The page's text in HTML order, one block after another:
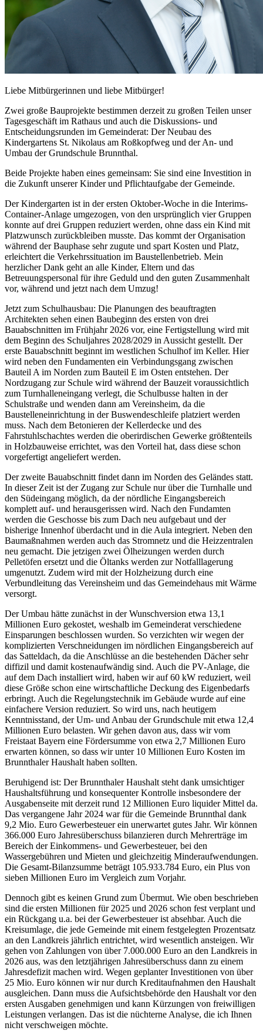
Liebe Mitbürgerinnen und liebe Mitbürger!
Zwei große Bauprojekte bestimmen derzeit zu großen Teilen unser
Tagesgeschäft im Rathaus und auch die Diskussions- und
Entscheidungsrunden im Gemeinderat: Der Neubau des
Kindergartens St. Nikolaus am Roßkopfweg und der An- und
Umbau der Grundschule Brunnthal.
Beide Projekte haben eines gemeinsam: Sie sind eine Investition in
die Zukunft unserer Kinder und Pflichtaufgabe der Gemeinde.
Der Kindergarten ist in der ersten Oktober-Woche in die Interims-
Container-Anlage umgezogen, von den ursprünglich vier Gruppen
konnte auf drei Gruppen reduziert werden, ohne dass ein Kind mit
Platzwunsch zurückbleiben musste. Das kommt der Organisation
während der Bauphase sehr zugute und spart Kosten und Platz,
erleichtert die Verkehrssituation im Baustellenbetrieb. Mein
herzlicher Dank geht an alle Kinder, Eltern und das
Betreuungspersonal für ihre Geduld und den guten Zusammenhalt
vor, während und jetzt nach dem Umzug!
Jetzt zum Schulhausbau: Die Planungen des beauftragten
Architekten sehen einen Baubeginn des ersten von drei
Bauabschnitten im Frühjahr 2026 vor, eine Fertigstellung wird mit
dem Beginn des Schuljahres 2028/2029 in Aussicht gestellt. Der
erste Bauabschnitt beginnt im westlichen Schulhof im Keller. Hier
wird neben den Fundamenten ein Verbindungsgang zwischen
Bauteil A im Norden zum Bauteil E im Osten entstehen. Der
Nordzugang zur Schule wird während der Bauzeit voraussichtlich
zum Turnhalleneingang verlegt, die Schulbusse halten in der
Schulstraße und wenden dann am Vereinsheim, da die
Baustelleneinrichtung in der Buswendeschleife platziert werden
muss. Nach dem Betonieren der Kellerdecke und des
Fahrstuhlschachtes werden die oberirdischen Gewerke größtenteils
in Holzbauweise errichtet, was den Vorteil hat, dass diese schon
vorgefertigt angeliefert werden.
Der zweite Bauabschnitt findet dann im Norden des Geländes statt.
In dieser Zeit ist der Zugang zur Schule nur über die Turnhalle und
den Südeingang möglich, da der nördliche Eingangsbereich
komplett auf- und herausgerissen wird. Nach den Fundamten
werden die Geschosse bis zum Dach neu aufgebaut und der
bisherige Innenhof überdacht und in die Aula integriert. Neben den
Baumaßnahmen werden auch das Stromnetz und die Heizzentralen
neu gemacht. Die jetzigen zwei Ölheizungen werden durch
Pelletöfen ersetzt und die Öltanks werden zur Notfalllagerung
umgenutzt. Zudem wird mit der Holzheizung durch eine
Verbundleitung das Vereinsheim und das Gemeindehaus mit Wärme
versorgt.
Der Umbau hätte zunächst in der Wunschversion etwa 13,1
Millionen Euro gekostet, weshalb im Gemeinderat verschiedene
Einsparungen beschlossen wurden. So verzichten wir wegen der
komplizierten Verschneidungen im nördlichen Eingangsbereich auf
das Satteldach, da die Anschlüsse an die bestehenden Dächer sehr
diffizil und damit kostenaufwändig sind. Auch die PV-Anlage, die
auf dem Dach installiert wird, haben wir auf 60 kW reduziert, weil
diese Größe schon eine wirtschaftliche Deckung des Eigenbedarfs
erbringt. Auch die Regelungstechnik im Gebäude wurde auf eine
einfachere Version reduziert. So wird uns, nach heutigem
Kenntnisstand, der Um- und Anbau der Grundschule mit etwa 12,4
Millionen Euro belasten. Wir gehen davon aus, dass wir vom
Freistaat Bayern eine Fördersumme von etwa 2,7 Millionen Euro
erwarten können, so dass wir unter 10 Millionen Euro Kosten im
Brunnthaler Haushalt haben sollten.
Beruhigend ist: Der Brunnthaler Haushalt steht dank umsichtiger
Haushaltsführung und konsequenter Kontrolle insbesondere der
Ausgabenseite mit derzeit rund 12 Millionen Euro liquider Mittel da.
Das vergangene Jahr 2024 war für die Gemeinde Brunnthal dank
9,2 Mio. Euro Gewerbesteuer ein unerwartet gutes Jahr. Wir können
366.000 Euro Jahresüberschuss bilanzieren durch Mehrerträge im
Bereich der Einkommens- und Gewerbesteuer, bei den
Wassergebühren und Mieten und gleichzeitig Minderaufwendungen.
Die Gesamt-Bilanzsumme beträgt 105.933.784 Euro, ein Plus von
sieben Millionen Euro im Vergleich zum Vorjahr.
Dennoch gibt es keinen Grund zum Übermut. Wie oben beschrieben
sind die ersten Millionen für 2025 und 2026 schon fest verplant und
ein Rückgang u.a. bei der Gewerbesteuer ist absehbar. Auch die
Kreisumlage, die jede Gemeinde mit einem festgelegten Prozentsatz
an den Landkreis jährlich entrichtet, wird wesentlich ansteigen. Wir
gehen von Zahlungen von über 7.000.000 Euro an den Landkreis in
2026 aus, was den letztjährigen Jahresüberschuss dann zu einem
Jahresdefizit machen wird. Wegen geplanter Investitionen von über
25 Mio. Euro können wir nur durch Kreditaufnahmen den Haushalt
ausgleichen. Dann muss die Aufsichtsbehörde den Haushalt vor den
ersten Ausgaben genehmigen und kann Kürzungen von freiwilligen
Leistungen verlangen. Das ist die nüchterne Analyse, die ich Ihnen
nicht verschweigen möchte.